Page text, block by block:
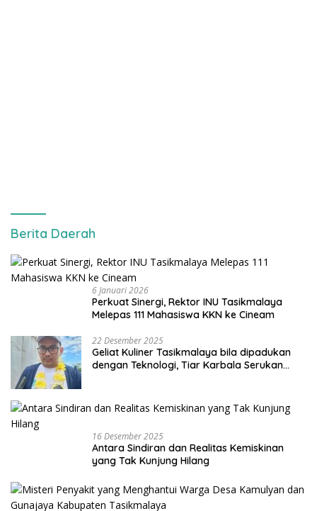
Berita Daerah
6 Januari 2026
Perkuat Sinergi, Rektor INU Tasikmalaya
Melepas 111 Mahasiswa KKN ke Cineam
22 Desember 2025
Geliat Kuliner Tasikmalaya bila dipadukan
dengan Teknologi, Tiar Karbala Serukan
16 Desember 2025
Antara Sindiran dan Realitas Kemiskinan
yang Tak Kunjung Hilang